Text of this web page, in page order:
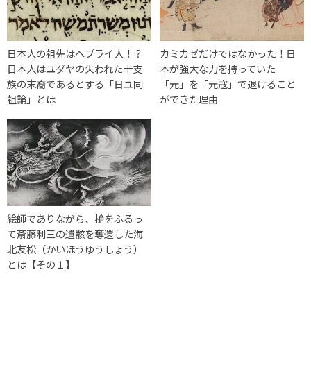
日本人の祖先はヘブライ人！？
日本人はユダヤの失われた十支
族の末裔であるとする「日ユ同
祖論」とは
カミカゼだけではなかった！日
本が強大な力を持っていた
「元」を「元寇」で退けること
ができた理由
絵師でありながら、槍をふるっ
て斎藤利三の遺骸を奪還した海
北友松（かいほうゆうしょう）
とは【その１】